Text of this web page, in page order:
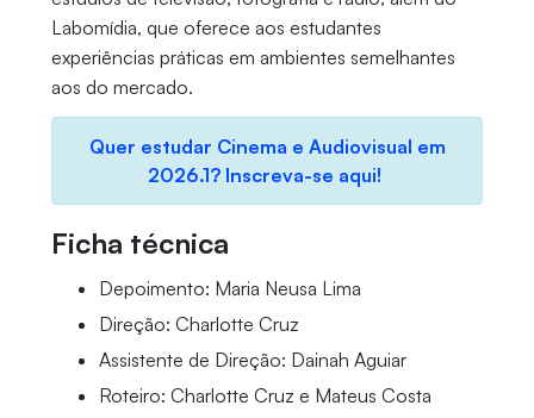
Labomídia, que oferece aos estudantes
experiências práticas em ambientes semelhantes
aos do mercado.
Quer estudar Cinema e Audiovisual em
2026.1? Inscreva-se aqui!
Ficha técnica
Depoimento: Maria Neusa Lima
Direção: Charlotte Cruz
Assistente de Direção: Dainah Aguiar
Roteiro: Charlotte Cruz e Mateus Costa